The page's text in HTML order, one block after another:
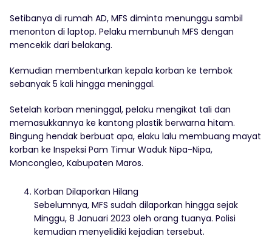
Setibanya di rumah AD, MFS diminta menunggu sambil
menonton di laptop. Pelaku membunuh MFS dengan
mencekik dari belakang.
Kemudian membenturkan kepala korban ke tembok
sebanyak 5 kali hingga meninggal.
Setelah korban meninggal, pelaku mengikat tali dan
memasukkannya ke kantong plastik berwarna hitam.
Bingung hendak berbuat apa, elaku lalu membuang mayat
korban ke Inspeksi Pam Timur Waduk Nipa-Nipa,
Moncongleo, Kabupaten Maros.
Korban Dilaporkan Hilang
Sebelumnya, MFS sudah dilaporkan hingga sejak
Minggu, 8 Januari 2023 oleh orang tuanya. Polisi
kemudian menyelidiki kejadian tersebut.